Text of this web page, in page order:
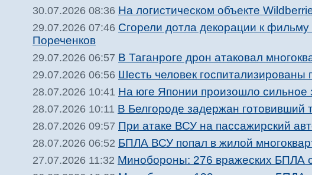
30.07.2026 08:36 На логистическом объекте
29.07.2026 07:46 Сгорели дотла декорации к
Пореченков
29.07.2026 06:57 В Таганроге дрон атаковал
29.07.2026 06:56 Шесть человек госпитализированы
28.07.2026 10:41 На юге Японии произошло сильное
28.07.2026 10:11 В Белгороде задержан готовивший
28.07.2026 09:57 При атаке ВСУ на пассажирский
28.07.2026 06:52 БПЛА ВСУ попал в жилой
27.07.2026 11:32 Минобороны: 276 вражеских БПЛА